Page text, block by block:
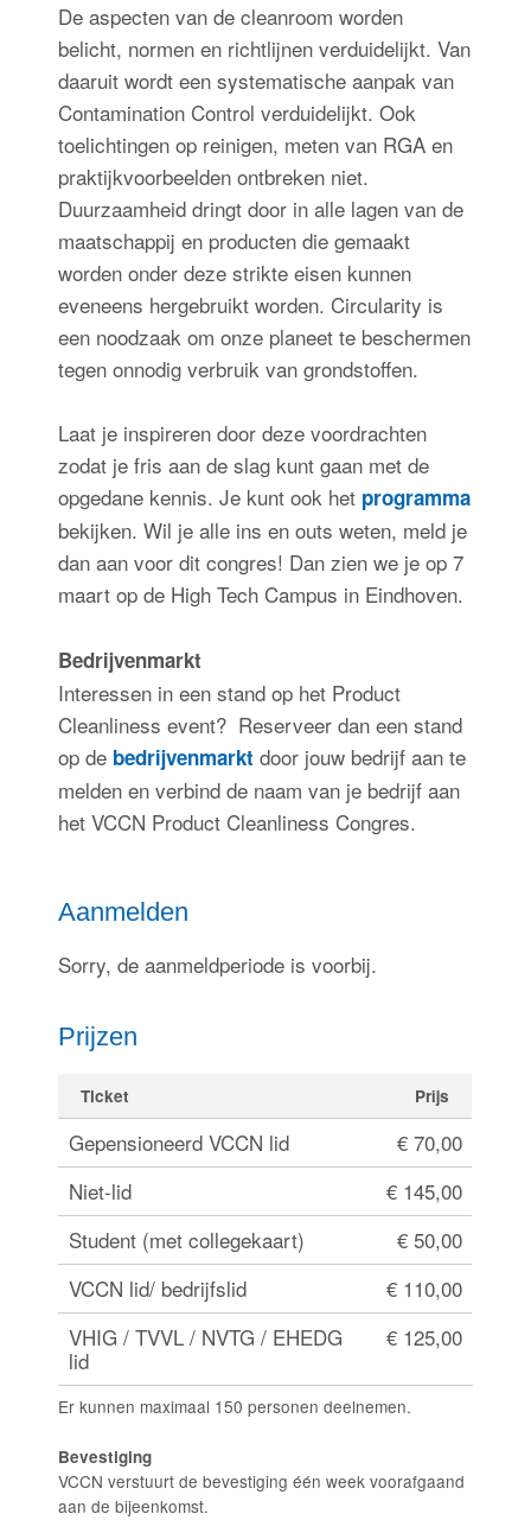
De aspecten van de cleanroom worden
belicht, normen en richtlijnen verduidelijkt. Van
daaruit wordt een systematische aanpak van
Contamination Control verduidelijkt. Ook
toelichtingen op reinigen, meten van RGA en
praktijkvoorbeelden ontbreken niet.
Duurzaamheid dringt door in alle lagen van de
maatschappij en producten die gemaakt
worden onder deze strikte eisen kunnen
eveneens hergebruikt worden. Circularity is
een noodzaak om onze planeet te beschermen
tegen onnodig verbruik van grondstoffen.
Laat je inspireren door deze voordrachten
zodat je fris aan de slag kunt gaan met de
opgedane kennis. Je kunt ook het programma
bekijken. Wil je alle ins en outs weten, meld je
dan aan voor dit congres! Dan zien we je op 7
maart op de High Tech Campus in Eindhoven.
Bedrijvenmarkt
Interessen in een stand op het Product
Cleanliness event? Reserveer dan een stand
op de bedrijvenmarkt door jouw bedrijf aan te
melden en verbind de naam van je bedrijf aan
het VCCN Product Cleanliness Congres.
Aanmelden
Sorry, de aanmeldperiode is voorbij.
Prijzen
Ticket Prijs
Gepensioneerd VCCN lid
€ 70,00
Niet-lid
€ 145,00
Student (met collegekaart)
€ 50,00
VCCN lid/ bedrijfslid
€ 110,00
VHIG / TVVL / NVTG / EHEDG
lid
€ 125,00
Er kunnen maximaal 150 personen deelnemen.
Bevestiging
VCCN verstuurt de bevestiging één week voorafgaand
aan de bijeenkomst.